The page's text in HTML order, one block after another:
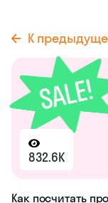
К
832.6K
Как посчитать